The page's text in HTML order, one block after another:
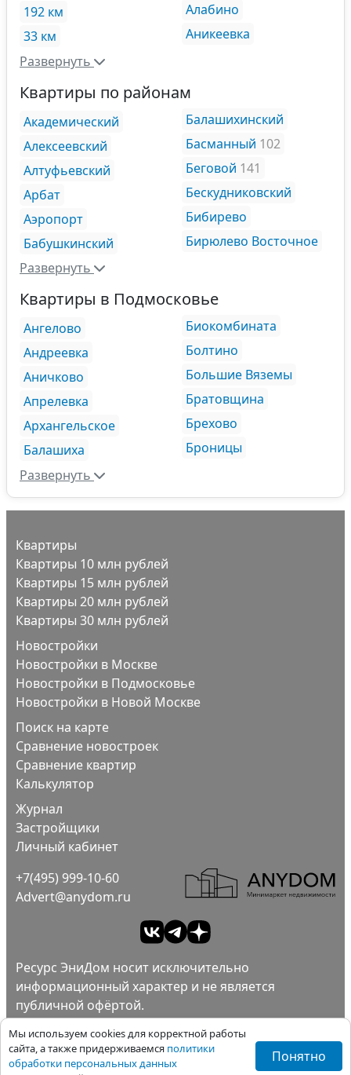
Мы используем cookies для корректной работы
сайта, а также придерживаемся политики
обработки персональных данных
Понятно
192 км
33 км
Алабино
Аникеевка
Развернуть
Квартиры по районам
Академический
Алексеевский
Алтуфьевский
Арбат
Аэропорт
Бабушкинский
Балашихинский
Басманный 102
Беговой 141
Бескудниковский
Бибирево
Бирюлево Восточное
Развернуть
Квартиры в Подмосковье
Ангелово
Андреевка
Аничково
Апрелевка
Архангельское
Балашиха
Биокомбината
Болтино
Большие Вяземы
Братовщина
Брехово
Броницы
Развернуть
Квартиры
Квартиры 10 млн рублей
Квартиры 15 млн рублей
Квартиры 20 млн рублей
Квартиры 30 млн рублей
Новостройки
Новостройки в Москве
Новостройки в Подмосковье
Новостройки в Новой Москве
Поиск на карте
Сравнение новостроек
Сравнение квартир
Калькулятор
Журнал
Застройщики
Личный кабинет
+7(495) 999-10-60
Advert@anydom.ru
Ресурс ЭниДом носит исключительно
информационный характер и не является
публичной офёртой.
Пользовательское соглашение.
Политика конфиденциальности.